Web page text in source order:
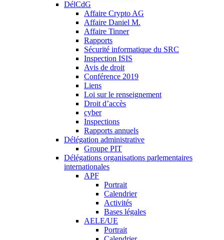
DélCdG
Affaire Crypto AG
Affaire Daniel M.
Affaire Tinner
Rapports
Sécurité informatique du SRC
Inspection ISIS
Avis de droit
Conférence 2019
Liens
Loi sur le renseignement
Droit d’accès
cyber
Inspections
Rapports annuels
Délégation administrative
Groupe PIT
Délégations organisations parlementaires
internationales
APF
Portrait
Calendrier
Activités
Bases légales
AELE/UE
Portrait